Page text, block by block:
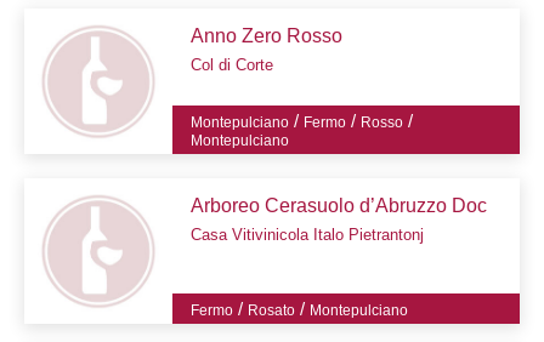
Anno Zero Rosso
Col di Corte
Montepulciano / Fermo / Rosso /
Montepulciano
Arboreo Cerasuolo d’Abruzzo Doc
Casa Vitivinicola Italo Pietrantonj
Fermo / Rosato / Montepulciano